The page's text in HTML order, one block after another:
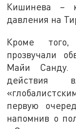
Кишинева –
давления на
Кроме того,
прозвучали
Майи Санду.
действия
первую
напомнив о